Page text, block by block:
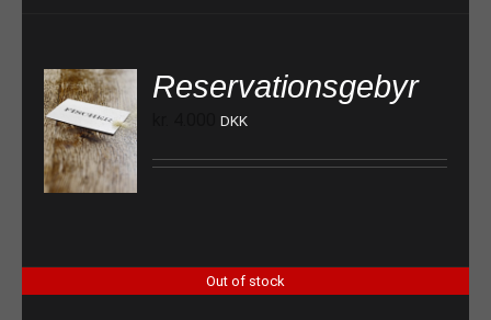
Reservationsgebyr
DKK
Out of stock